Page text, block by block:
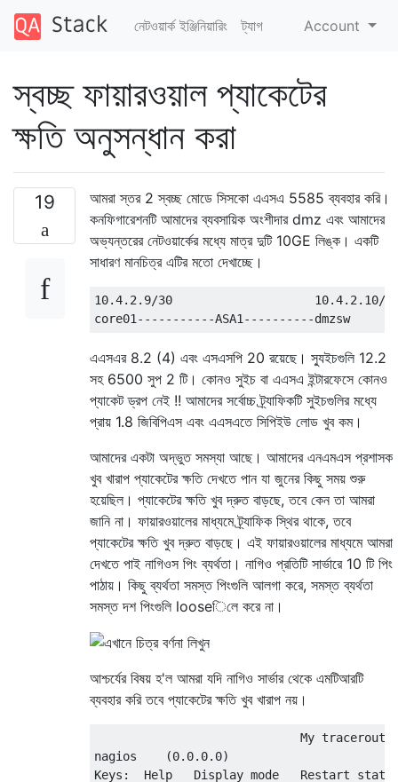
নেটওয়ার্ক ইঞ্জিনিয়ারিং ট্যাগ Account
স্বচ্ছ ফায়ারওয়াল প্যাকেটের
ক্ষতি অনুসন্ধান করা
19
আমরা স্তর 2 স্বচ্ছ মোডে সিসকো এএসএ 5585 ব্যবহার করি।
কনফিগারেশনটি আমাদের ব্যবসায়িক অংশীদার dmz এবং আমাদের
অভ্যন্তরের নেটওয়ার্কের মধ্যে মাত্র দুটি 10GE লিঙ্ক। একটি
সাধারণ মানচিত্র এটির মতো দেখাচ্ছে।
10.4.2.9/30                    10.4.2.10/
এএসএর 8.2 (4) এবং এসএসপি 20 রয়েছে। স্যুইচগুলি 12.2
সহ 6500 সুপ 2 টি। কোনও সুইচ বা এএসএ ইন্টারফেসে কোনও
প্যাকেট ড্রপ নেই !! আমাদের সর্বোচ্চ ট্র্যাফিকটি সুইচগুলির মধ্যে
প্রায় 1.8 জিবিপিএস এবং এএসএতে সিপিইউ লোড খুব কম।
আমাদের একটা অদ্ভুত সমস্যা আছে। আমাদের এনএমএস প্রশাসক
খুব খারাপ প্যাকেটের ক্ষতি দেখতে পান যা জুনের কিছু সময় শুরু
হয়েছিল। প্যাকেটের ক্ষতি খুব দ্রুত বাড়ছে, তবে কেন তা আমরা
জানি না। ফায়ারওয়ালের মাধ্যমে ট্র্যাফিক স্থির থাকে, তবে
প্যাকেটের ক্ষতি খুব দ্রুত বাড়ছে। এই ফায়ারওয়ালের মাধ্যমে আমরা
দেখতে পাই নাগিওস পিং ব্যর্থতা। নাগিও প্রতিটি সার্ভারে 10 টি পিং
পাঠায়। কিছু ব্যর্থতা সমস্ত পিংগুলি আলগা করে, সমস্ত ব্যর্থতা
সমস্ত দশ পিংগুলি looseিলে করে না।
আশ্চর্যের বিষয় হ'ল আমরা যদি নাগিও সার্ভার থেকে এমটিআরটি
ব্যবহার করি তবে প্যাকেটের ক্ষতি খুব খারাপ নয়।
My traceroute
nagios    (0.0.0.0)
Keys:  Help   Display mode   Restart